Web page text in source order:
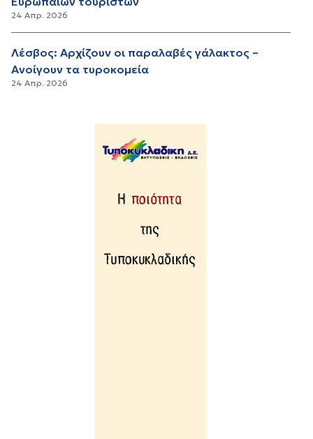
24 Απρ. 2026
Λέσβος: Αρχίζουν οι παραλαβές γάλακτος –
Ανοίγουν τα τυροκομεία
24 Απρ. 2026